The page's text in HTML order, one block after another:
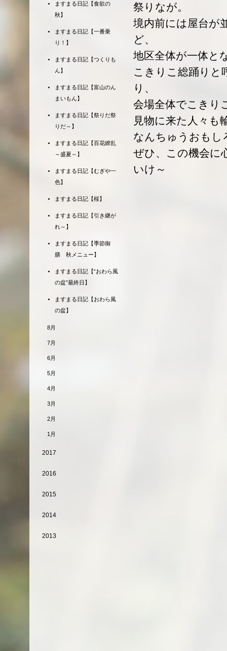
祭りなが。
境内前には屋台が
ど、
地区全体が一体と
こきりこ総踊りと
り、
会場全体でこきり
見物に来た人々も
なんちゅうおもし
ぜひ、この機会に
いけ～
ますまる日記【食欲の
秋】
ますまる日記【一番乗
り！】
ますまる日記【つくりも
ん】
ますまる日記【富山のん
まいもん】
ますまる日記【祭りだ祭
りだ～】
ますまる日記【百花繚乱
～盛夏～】
ますまる日記【むぎや一
色】
ますまる日記【桜】
ますまる日記【引き継が
れ～】
ますまる日記【季節御
膳 秋メニュー】
ますまる日記【“おわら風
の盆”最終日】
ますまる日記【おわら風
の盆】
8月
7月
6月
5月
4月
3月
2月
1月
2017
2016
2015
2014
2013